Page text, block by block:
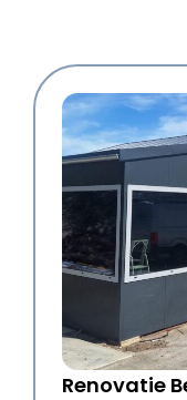
Renovatie